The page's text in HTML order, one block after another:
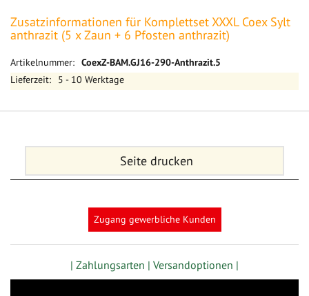
Zusatzinformationen für Komplettset XXXL Coex Sylt
anthrazit (5 x Zaun + 6 Pfosten anthrazit)
Mehr
Informationen
CoexZ-BAM.GJ16-290-Anthrazit.5
5 - 10 Werktage
Seite drucken
Zugang gewerbliche Kunden
| Zahlungsarten | Versandoptionen |